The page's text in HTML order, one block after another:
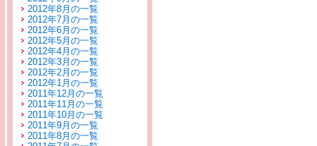
2012年8月の一覧
2012年7月の一覧
2012年6月の一覧
2012年5月の一覧
2012年4月の一覧
2012年3月の一覧
2012年2月の一覧
2012年1月の一覧
2011年12月の一覧
2011年11月の一覧
2011年10月の一覧
2011年9月の一覧
2011年8月の一覧